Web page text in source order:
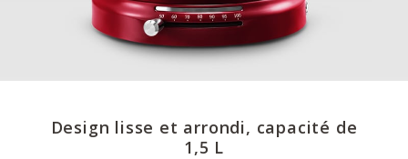
Design lisse et arrondi, capacité de
1,5 L